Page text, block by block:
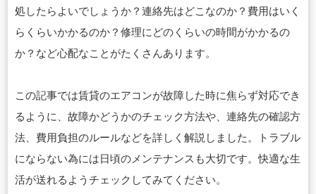
処したらよいでしょうか？連絡先はどこなのか？費用はいく
らくらいかかるのか？修理にどのくらいの時間がかかるの
か？など心配なことがたくさんあります。
この記事では賃貸のエアコンが故障した時に焦らず対応でき
るように、故障かどうかのチェック方法や、連絡先の確認方
法、費用負担のルールなどを詳しく解説しました。トラブル
にならない為には日頃のメンテナンスも大切です。快適な生
活が送れるようチェックしてみてください。